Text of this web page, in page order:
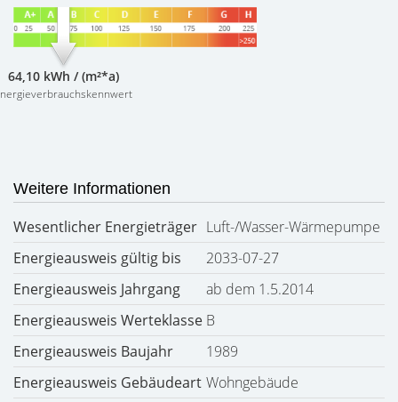
64,10 kWh / (m²*a)
Weitere Informationen
Wesentlicher Energieträger Luft-/Wasser-Wärmepumpe
Energieausweis gültig bis
2033-07-27
Energieausweis Jahrgang
ab dem 1.5.2014
Energieausweis Werteklasse B
Energieausweis Baujahr
1989
Energieausweis Gebäudeart Wohngebäude